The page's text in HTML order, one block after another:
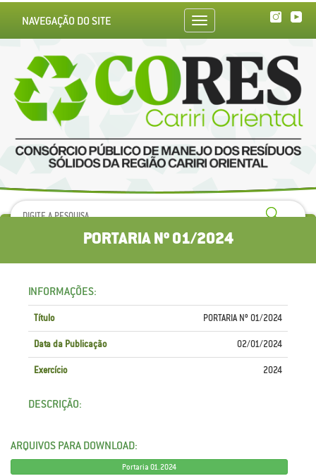
Toggle
navigation
NAVEGAÇÃO DO SITE
PORTARIA Nº 01/2024
INFORMAÇÕES:
Título PORTARIA Nº 01/2024
Data da Publicação 02/01/2024
Exercício 2024
DESCRIÇÃO:
ARQUIVOS PARA DOWNLOAD:
Portaria 01.2024